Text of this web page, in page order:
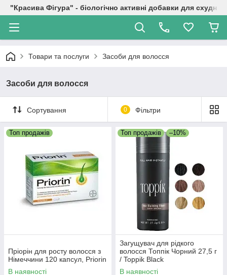
"Красива Фігура" - біологічно активні добавки для
Товари та послуги Засоби для волосся
Засоби для волосся
Сортування 0 Фільтри
Топ продажів
Пріорін для росту волосся з
Німеччини 120 капсул, Priorin
В наявності
Топ продажів –10%
Загущувач для рідкого
волосся Топпік Чорний 27,5 г
/ Toppik Black
В наявності